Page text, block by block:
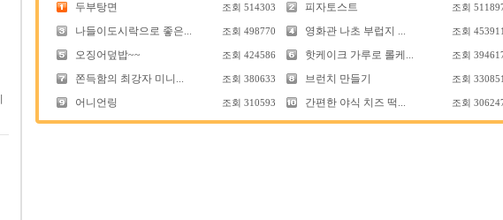
두부탕면 조회 514303 피자토스트 조회
나들이도시락으로 좋은... 조회 498770 영화관 나초 부럽지 ... 조회
오징어덮밥~~ 조회 424586 핫케이크 가루로 롤케... 조회
쫀득함의 최강자 미니... 조회 380633 브런치 만들기 조회
어니언링 조회 310593 간편한 야식 치즈 떡... 조회